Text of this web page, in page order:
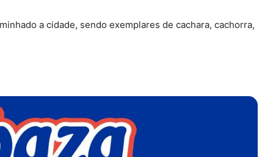
a cidade, sendo exemplares de cachara, cachorra,